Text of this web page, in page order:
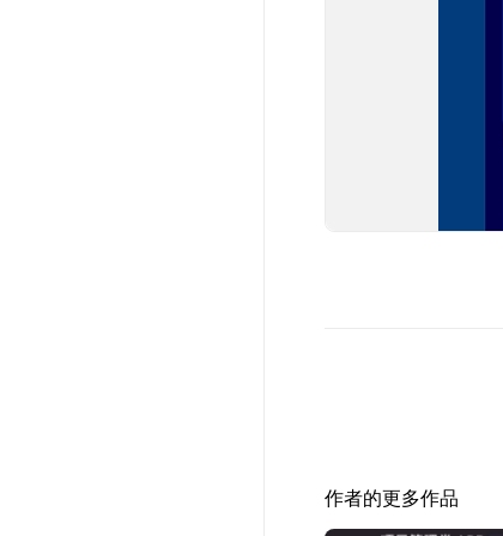
作者的更多作品